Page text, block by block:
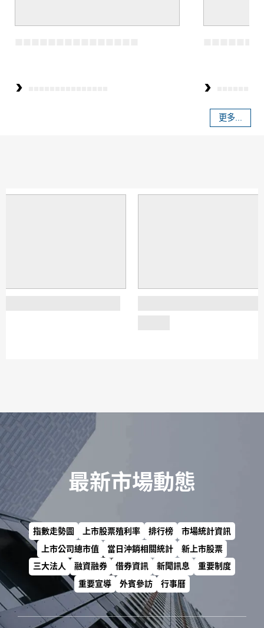
更多...
最新市場動態
指數走勢圖 上市股票殖利率 排行榜
市場統計資訊
上市公司總市值
當日沖銷相關統計
新上市股票
三大法人
融資融券 借券資訊 新聞訊息
重要制度
重要宣導
外賓參訪 行事曆